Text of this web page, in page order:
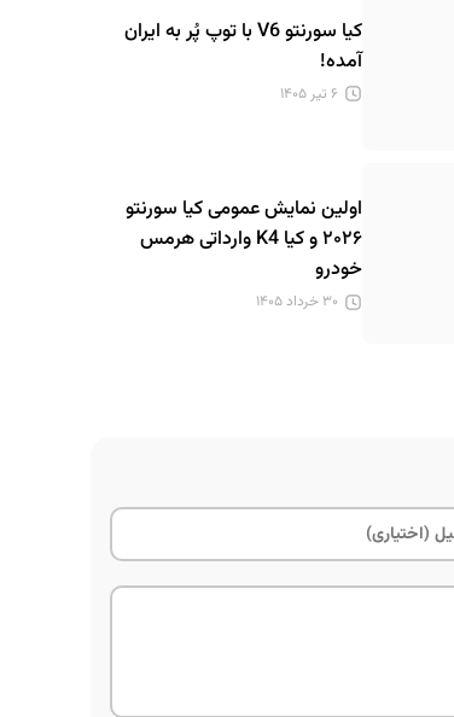
کیا سورنتو V6 با توپ پُر به ایران
آمده!
۶ تیر ۱۴۰۵
اولین نمایش عمومی کیا سورنتو
۲۰۲۶ و کیا K4 وارداتی هرمس
خودرو
۳۰ خرداد ۱۴۰۵